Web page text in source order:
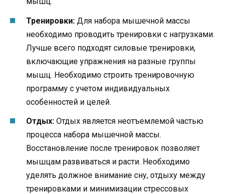
Тренировки: Для набора мышечной массы
необходимо проводить тренировки с нагрузками.
Лучше всего подходят силовые тренировки,
включающие упражнения на разные группы
мышц. Необходимо строить тренировочную
программу с учетом индивидуальных
особенностей и целей.
Отдых: Отдых является неотъемлемой частью
процесса набора мышечной массы.
Восстановление после тренировок позволяет
мышцам развиваться и расти. Необходимо
уделять должное внимание сну, отдыху между
тренировками и минимизации стрессовых